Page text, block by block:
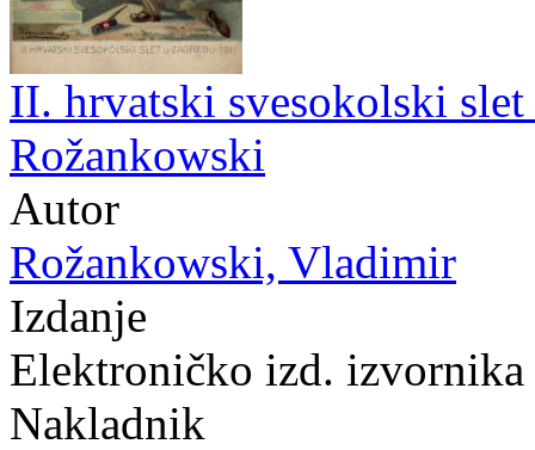
II. hrvatski svesokolski
Rožankowski
Autor
Rožankowski, Vladimir
Izdanje
Elektroničko izd.
Nakladnik